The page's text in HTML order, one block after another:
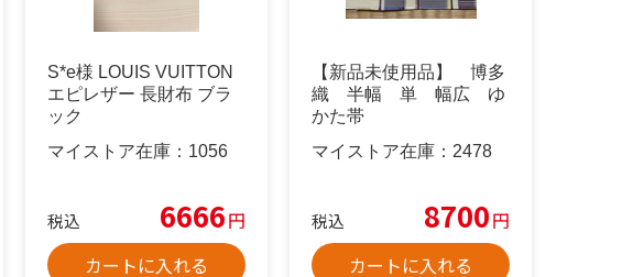
S*e様 LOUIS VUITTON
エピレザー 長財布 ブラ
ック
マイストア在庫： 1056
税込 6666円
カートに入れる
【新品未使用品】 博多
織 半幅 単 幅広 ゆ
かた帯
マイストア在庫： 2478
税込 8700円
カートに入れる